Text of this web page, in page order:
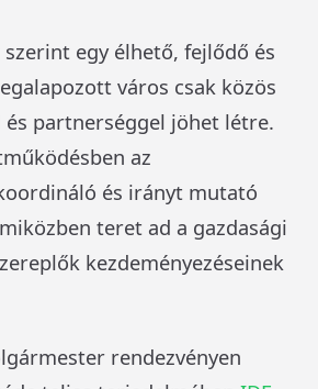
egy élhető, fejlődő és
város csak közös
és partnerséggel jöhet létre.
az
és irányt mutató
teret ad a gazdasági
kezdeményezéseinek
rendezvényen